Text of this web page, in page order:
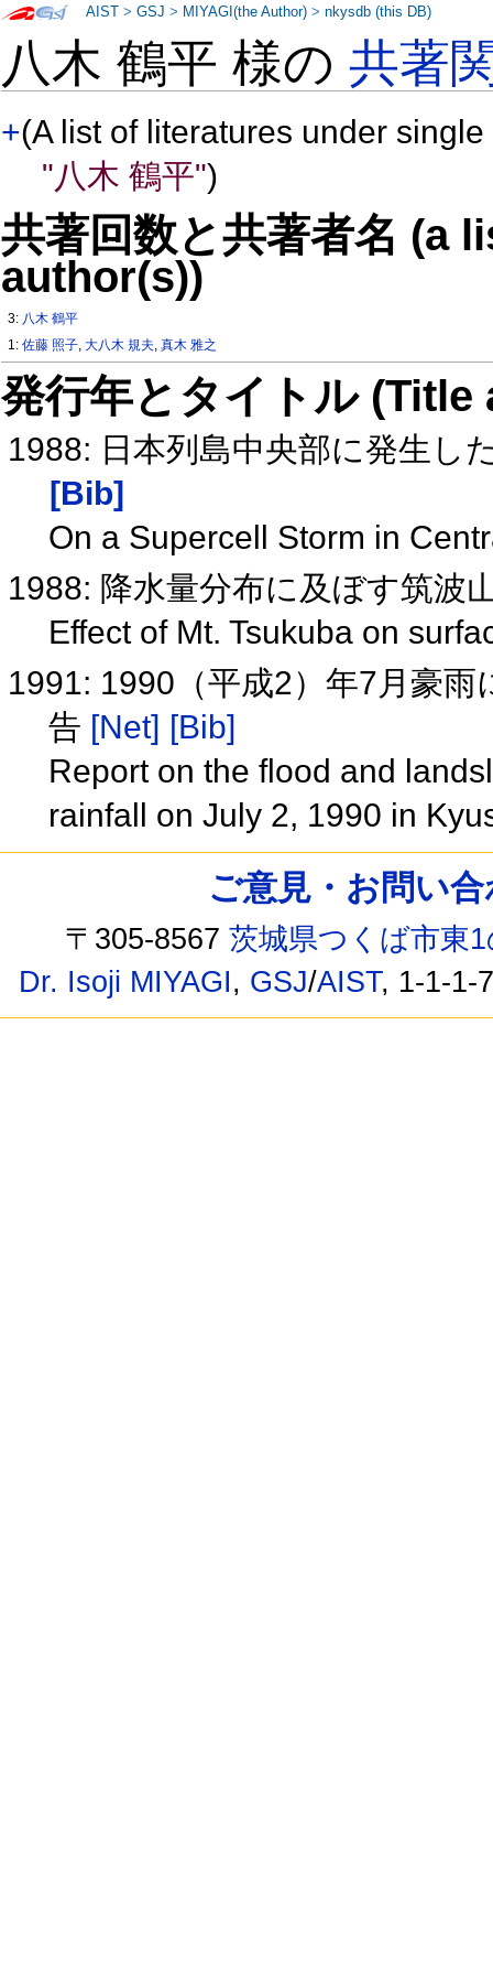
八木 鶴平 様の共著
+(A list of literatures under
"八木 鶴平")
共著回数と共著者名 (a
author(s))
3: 八木 鶴平
1:佐藤 照子,大八木 規夫,真木 雅之
発行年とタイトル
1988: 日本列島中央部に発生
[Bib]
On a Supercell Storm in
1988: 降水量分布に及ぼす筑波
Effect of Mt. Tsukuba on
1991: 1990（平成2）年7月豪
告 [Net] [Bib]
Report on the flood and
rainfall on July 2, 1990 in
AIST >GSJ > MIYAGI(the Author) >nkysdb (this DB)
ご意見・お問い
〒305-8567茨城県つくば市東
Dr. Isoji MIYAGI, GSJ/AIST, 1-1-1-